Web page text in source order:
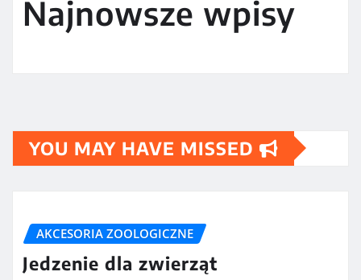
Najnowsze wpisy
YOU MAY HAVE MISSED
AKCESORIA ZOOLOGICZNE
Jedzenie dla zwierząt